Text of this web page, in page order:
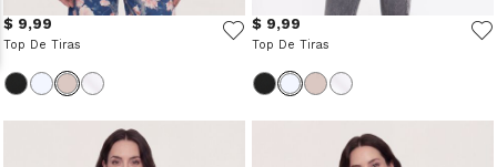
$ 9,99
Top De Tiras
$ 9,99
Top De Tiras